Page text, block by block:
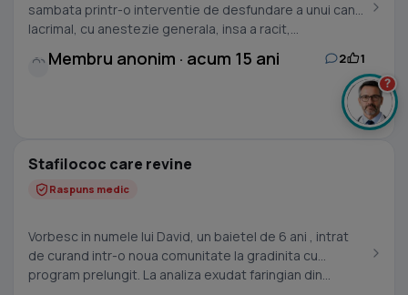
sambata printr-o interventie de desfundare a unui canal
lacrimal, cu anestezie generala, insa a racit,...
Membru anonim · acum 15 ani 2 1
Stafilococ care revine
Raspuns medic
Vorbesc in numele lui David, un baietel de 6 ani , intrat
de curand intr-o noua comunitate la gradinita cu
program prelungit. La analiza exudat faringian din...
?